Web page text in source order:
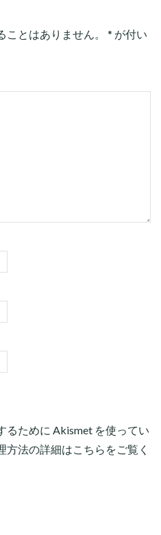
ことはありません。 * が付い
るために Akismet を使ってい
方法の詳細はこちらをご覧く